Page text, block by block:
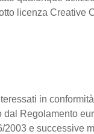
licenza
in
Regolamento
e successive